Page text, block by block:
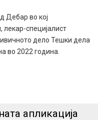
Дебар во кој
специјалист
дело Тешки дела
во 2022 година.
апликација